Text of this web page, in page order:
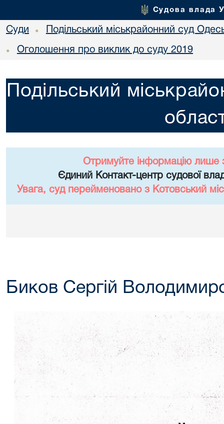
Судова влада
Суди • Подільський міськрайонний суд
• Оголошення про виклик до суду 2019
Подільський
Отримуйте інформацію лише
Єдиний Контакт-центр судової
Увага, суд перейменовано з Котовський
Биков Сергій